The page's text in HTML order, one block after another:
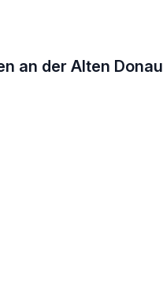
an der Alten Donau